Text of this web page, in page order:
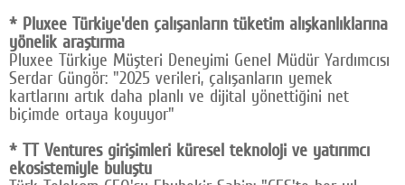
* Pluxee Türkiye'den çalışanların tüketim alışkanlıklarına
yönelik araştırma
Pluxee Türkiye Müşteri Deneyimi Genel Müdür Yardımcısı
Serdar Güngör: "2025 verileri, çalışanların yemek
kartlarını artık daha planlı ve dijital yönettiğini net
biçimde ortaya koyuyor"
* TT Ventures girişimleri küresel teknoloji ve yatırımcı
ekosistemiyle buluştu